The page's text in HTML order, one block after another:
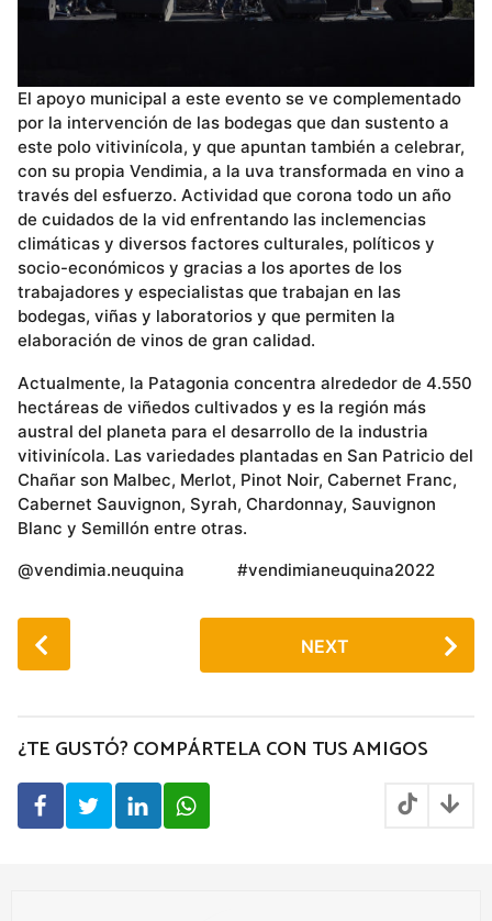
El apoyo municipal a este evento se ve complementado
por la intervención de las bodegas que dan sustento a
este polo vitivinícola, y que apuntan también a celebrar,
con su propia Vendimia, a la uva transformada en vino a
través del esfuerzo. Actividad que corona todo un año
de cuidados de la vid enfrentando las inclemencias
climáticas y diversos factores culturales, políticos y
socio-económicos y gracias a los aportes de los
trabajadores y especialistas que trabajan en las
bodegas, viñas y laboratorios y que permiten la
elaboración de vinos de gran calidad.
Actualmente, la Patagonia concentra alrededor de 4.550
hectáreas de viñedos cultivados y es la región más
austral del planeta para el desarrollo de la industria
vitivinícola. Las variedades plantadas en San Patricio del
Chañar son Malbec, Merlot, Pinot Noir, Cabernet Franc,
Cabernet Sauvignon, Syrah, Chardonnay, Sauvignon
Blanc y Semillón entre otras.
@vendimia.neuquina #vendimianeuquina2022
P
o
P
a
i
NEXT
¿TE GUSTÓ? COMPÁRTELA CON TUS AMIGOS